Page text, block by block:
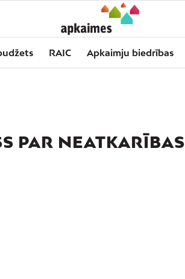
RAIC Apkaimju biedrības
PAR NEATKARĪBAS